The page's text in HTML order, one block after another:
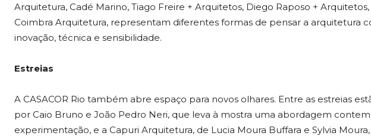
Arquitetura, Cadé Marino, Tiago Freire + Arquitetos, Diego Raposo +
Coimbra Arquitetura, representam diferentes formas de pensar a arquitetura
inovação, técnica e sensibilidade.
Estreias
A CASACOR Rio também abre espaço para novos olhares. Entre as estreias
por Caio Bruno e João Pedro Neri, que leva à mostra uma abordagem
experimentação, e a Capuri Arquitetura, de Lucia Moura Buffara e Sylvia